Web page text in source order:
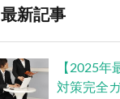
最新記事
【2025年
対策完全